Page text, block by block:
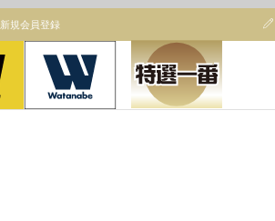
新規会員登録